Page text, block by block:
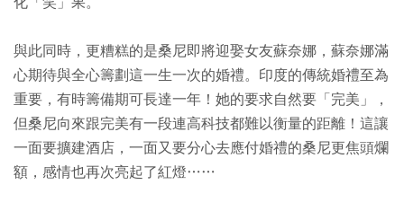
與此同時，更糟糕的是桑尼即將迎娶女友蘇奈娜，蘇奈娜滿
心期待與全心籌劃這一生一次的婚禮。印度的傳統婚禮至為
重要，有時籌備期可長達一年！她的要求自然要「完美」，
但桑尼向來跟完美有一段連高科技都難以衡量的距離！這讓
一面要擴建酒店，一面又要分心去應付婚禮的桑尼更焦頭爛
額，感情也再次亮起了紅燈……